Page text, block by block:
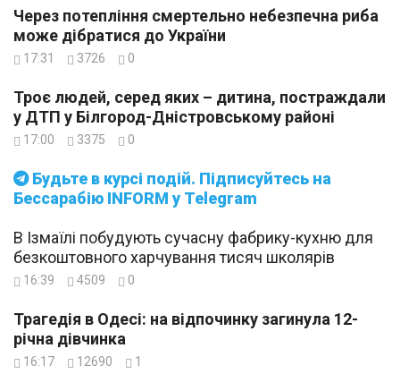
Будьте в курсі подій. Підписуйтесь на
Бессарабію INFORM у Telegram
Через потепління смертельно небезпечна риба
може дібратися до України
17:31 3726 0
Троє людей, серед яких – дитина, постраждали
у ДТП у Білгород-Дністровському районі
17:00 3375 0
В Ізмаїлі побудують сучасну фабрику-кухню для
безкоштовного харчування тисяч школярів
16:39 4509 0
Трагедія в Одесі: на відпочинку загинула 12-
річна дівчинка
16:17 12690 1